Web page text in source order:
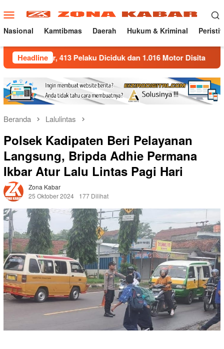
ke
konten
Menu
Mobile
Nasional Kamtibmas Daerah Hukum & Kriminal
Headline
413 Pelaku Diciduk dan 1.016 Motor Disita Polda
Beranda Lalulintas
Polsek Kadipaten Beri Pelayanan
Langsung, Bripda Adhie Permana
Ikbar Atur Lalu Lintas Pagi Hari
Zona Kabar
25 Oktober 2024
177 Dilihat